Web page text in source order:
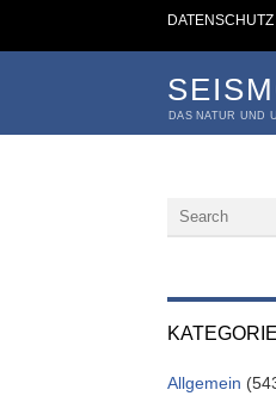
DATENSCHUTZ
DAS NATUR UND
Allgemein